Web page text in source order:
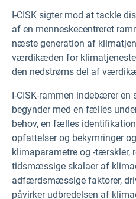
I-CISK sigter mod at tackle
af en menneskecentreret
næste generation af
værdikæden for
den nedstrøms del af
I-CISK-rammen indebærer en
begynder med en fælles
behov, en fælles
opfattelser og bekymringer
klimaparametre og -tærskler,
tidsmæssige skalaer af
adfærdsmæssige faktorer,
påvirker udbredelsen af